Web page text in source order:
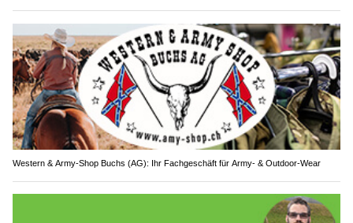
Western & Army-Shop Buchs (AG): Ihr Fachgeschäft für Army- & Outdoor-Wear